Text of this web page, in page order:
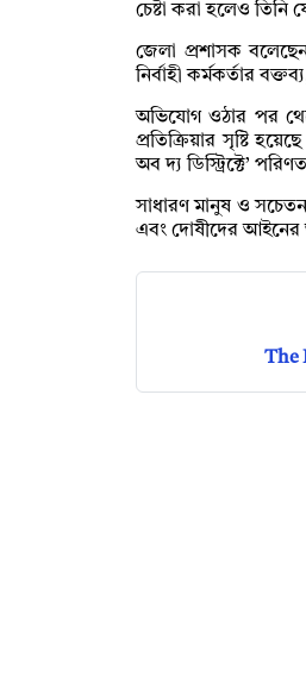
চেষ্টা করা হলেও তিনি
জেলা প্রশাসক
নির্বাহী কর্মকর্তার
অভিযোগ ওঠার পর
প্রতিক্রিয়ার সৃষ্টি
অব দ্য ডিস্ট্রিক্টে’
সাধারণ মানুষ ও
এবং দোষীদের আইনের
The